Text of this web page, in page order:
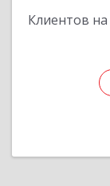
Клиентов